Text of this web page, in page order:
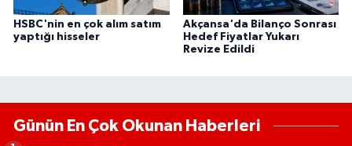
HSBC'nin en çok alım satım
yaptığı hisseler
Akçansa'da Bilanço Sonrası
Hedef Fiyatlar Yukarı
Revize Edildi
Günün En Çok Okunan Haberleri